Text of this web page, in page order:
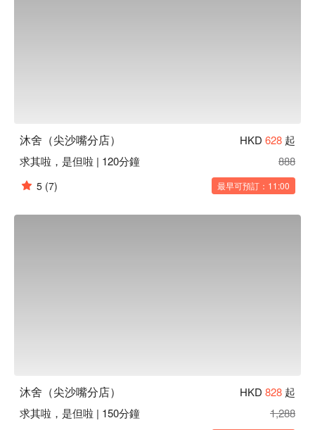
沐舍（尖沙嘴分店） HKD 628 起
求其啦，是但啦 | 120分鐘
888
5 (7) 最早可預訂：11:00
沐舍（尖沙嘴分店） HKD 828 起
求其啦，是但啦 | 150分鐘
1,288